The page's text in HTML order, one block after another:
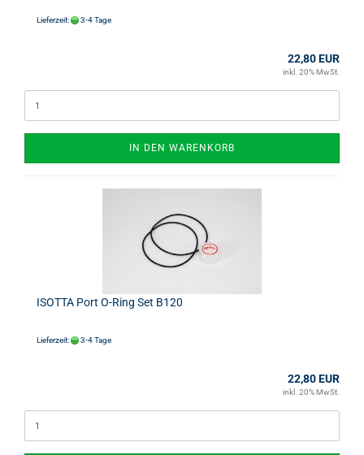
Lieferzeit: 3-4 Tage
22,80 EUR
inkl. 20% MwSt.
IN DEN WARENKORB
ISOTTA Port O-Ring Set B120
Lieferzeit: 3-4 Tage
22,80 EUR
inkl. 20% MwSt.